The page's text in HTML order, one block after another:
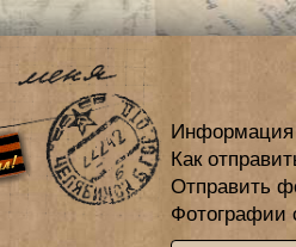
Информация
Как
Отправить
Фотографии